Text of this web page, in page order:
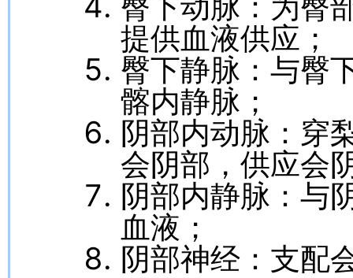
提供血液供应；
臀下静脉：与臀
髂内静脉；
阴部内动脉：穿
会阴部，供应会
阴部内静脉：与
血液；
阴部神经：支配